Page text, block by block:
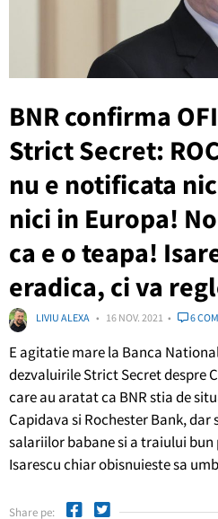
BNR confirma
Strict Secret:
nu e notificata
nici in Europa!
ca e o teapa!
eradica, ci va
LIVIU ALEXA 16 NOV. 2021 6
E agitatie mare la Banca
dezvaluirile Strict Secret despre
care au aratat ca BNR stia de
Capidava si Rochester Bank,
salariilor babane si a traiului bun
Isarescu chiar obisnuieste sa
Share pe: